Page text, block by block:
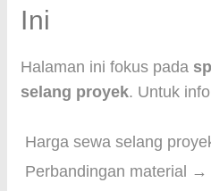
Ini
Halaman ini fokus pada
selang proyek. Untuk
Harga sewa selang
Perbandingan material →